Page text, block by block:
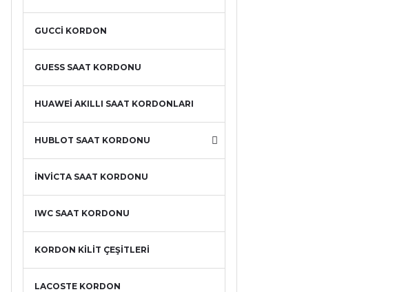
GUCCİ KORDON
GUESS SAAT KORDONU
HUAWEİ AKILLI SAAT KORDONLARI
HUBLOT SAAT KORDONU
İNVİCTA SAAT KORDONU
IWC SAAT KORDONU
KORDON KİLİT ÇEŞİTLERİ
LACOSTE KORDON